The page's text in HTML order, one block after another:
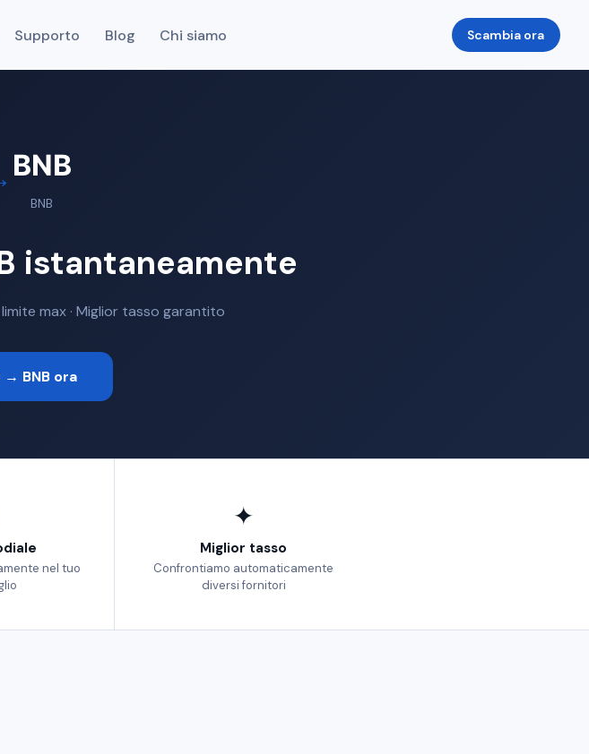
Supporto Blog Chi siamo Scambia ora
BNB
BNB
istantaneamente
limite max · Miglior tasso garantito
→ BNB ora
nel tuo
✦
Miglior tasso
Confrontiamo automaticamente
diversi fornitori